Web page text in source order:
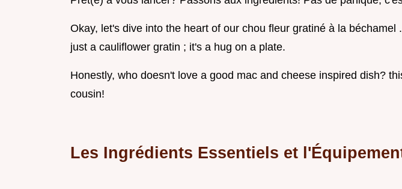
Okay, let's dive into the heart of our chou fleur gratiné à la béchamel
just a cauliflower gratin ; it's a hug on a plate.
Honestly, who doesn't love a good mac and cheese inspired dish?
cousin!
Les Ingrédients Essentiels et